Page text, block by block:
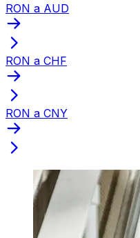
RON a AUD
RON a CHF
RON a CNY